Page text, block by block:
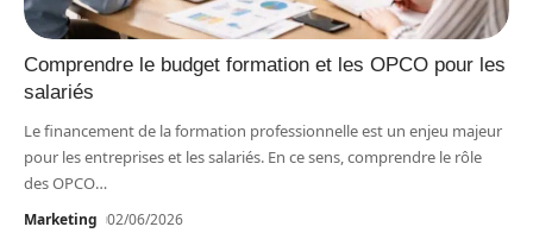
Comprendre le budget formation et les OPCO pour les
salariés
Le financement de la formation professionnelle est un enjeu majeur
pour les entreprises et les salariés. En ce sens, comprendre le rôle
des OPCO…
Marketing 02/06/2026